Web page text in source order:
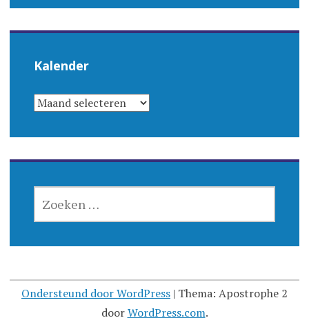
Kalender
KALENDER
NAAR:
Ondersteund door WordPress | Thema: Apostrophe 2
doorWordPress.com.